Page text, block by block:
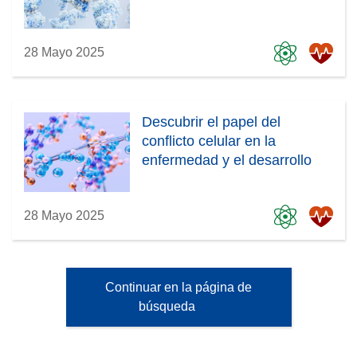
28 Mayo 2025
Descubrir el papel del
conflicto celular en la
enfermedad y el desarrollo
28 Mayo 2025
Continuar en la página de
búsqueda